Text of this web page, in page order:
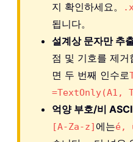
지 확인하세요。
됩니다。
설계상 문자만 추
점 및 기호를 제거
면 두 번째 인수로
=TextOnly(A1,
억양 부호/비
[A-Za-z] 에는é,